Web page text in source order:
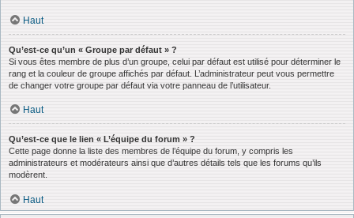
Haut
Qu’est-ce qu’un « Groupe par défaut » ?
Si vous êtes membre de plus d’un groupe, celui par défaut est utilisé pour déterminer le
rang et la couleur de groupe affichés par défaut. L’administrateur peut vous permettre
de changer votre groupe par défaut via votre panneau de l’utilisateur.
Haut
Qu’est-ce que le lien « L’équipe du forum » ?
Cette page donne la liste des membres de l’équipe du forum, y compris les
administrateurs et modérateurs ainsi que d’autres détails tels que les forums qu’ils
modèrent.
Haut